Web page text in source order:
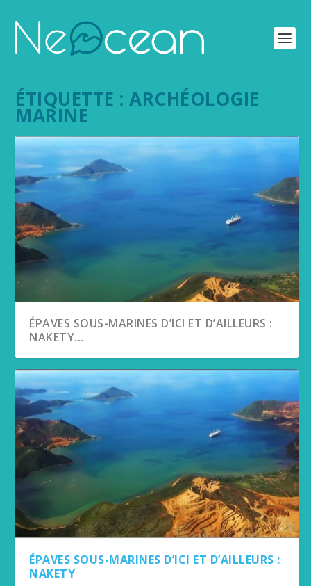
ÉTIQUETTE :ARCHÉOLOGIE
MARINE
ÉPAVES SOUS-MARINES D’ICI ET D’AILLEURS :
NAKETY...
ÉPAVES SOUS-MARINES D’ICI ET D’AILLEURS :
NAKETY